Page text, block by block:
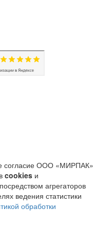
согласие ООО «МИРПАК»
cookies и
агрегаторов
ведения статистики
обработки